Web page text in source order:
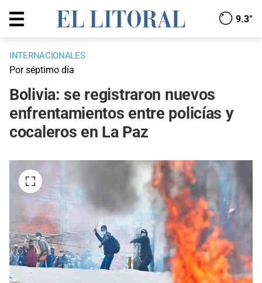
9.3°
INTERNACIONALES
Por séptimo día
Bolivia: se registraron nuevos
enfrentamientos entre policías y
cocaleros en La Paz